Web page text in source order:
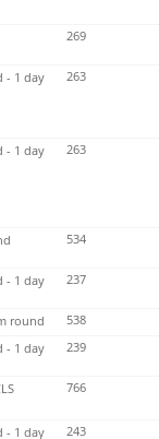
269
- 1 day 263
- 1 day 263
534
- 1 day 237
round
538
- 1 day 239
766
- 1 day 243